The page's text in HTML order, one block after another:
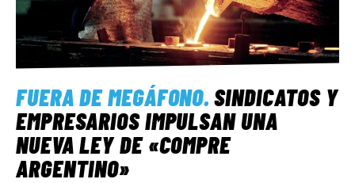
FUERA DE MEGÁFONO. SINDICATOS Y
EMPRESARIOS IMPULSAN UNA
NUEVA LEY DE «COMPRE
ARGENTINO»